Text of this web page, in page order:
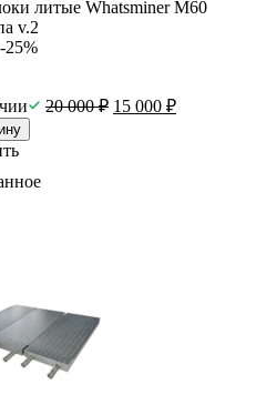
литые Whatsminer M60
v.2
25%
20 000₽ 15 000 ₽